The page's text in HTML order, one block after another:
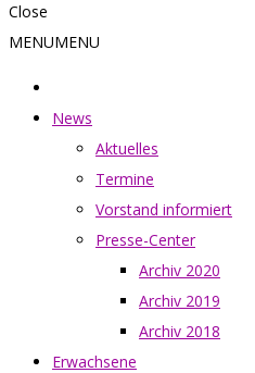
Close
MENUMENU
News
Aktuelles
Termine
Vorstand informiert
Presse-Center
Archiv 2020
Archiv 2019
Archiv 2018
Erwachsene